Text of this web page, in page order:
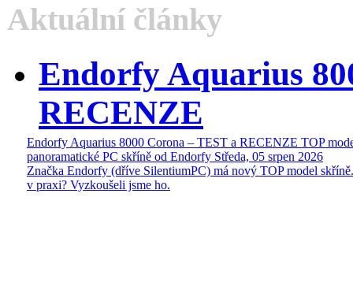
Aktuální články
Endorfy Aquarius
RECENZE
Endorfy Aquarius 8000 Corona – TEST a RECENZE TOP
panoramatické PC skříně od Endorfy Středa, 05 srpen 2026
Značka Endorfy (dříve SilentiumPC) má nový TOP model
v praxi? Vyzkoušeli jsme ho.